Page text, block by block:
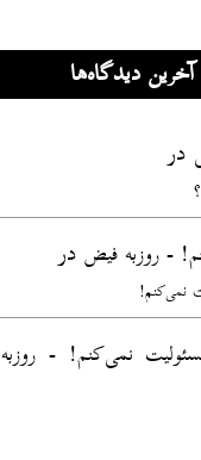
آخرین دیدگاه‌ها
در
- روزبه فیض در
نمی‌کنم!
نمی‌کنم! - روزبه